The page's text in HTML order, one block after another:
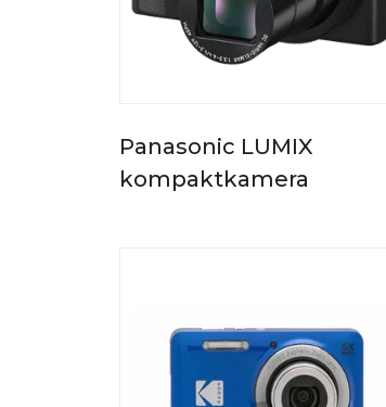
Panasonic LUMIX
kompaktkamera